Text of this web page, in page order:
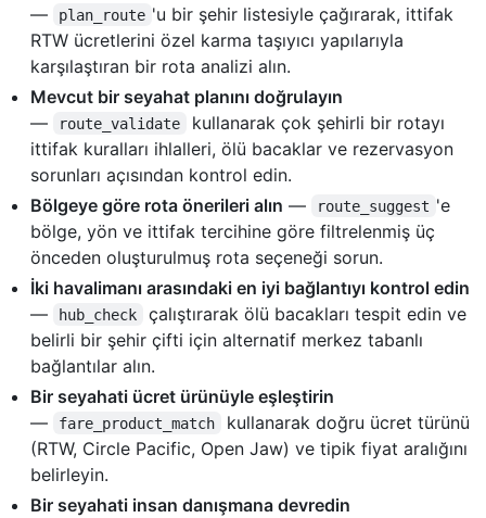
—
plan_route 'u bir şehir listesiyle çağırarak, ittifak
RTW ücretlerini özel karma taşıyıcı yapılarıyla
karşılaştıran bir rota analizi alın.
Mevcut bir seyahat planını doğrulayın
—
route_validate
kullanarak çok şehirli bir rotayı
ittifak kuralları ihlalleri, ölü bacaklar ve rezervasyon
sorunları açısından kontrol edin.
Bölgeye göre rota önerileri alın — route_suggest 'e
bölge, yön ve ittifak tercihine göre filtrelenmiş üç
önceden oluşturulmuş rota seçeneği sorun.
İki havalimanı arasındaki en iyi bağlantıyı kontrol edin
—
hub_check
çalıştırarak ölü bacakları tespit edin ve
belirli bir şehir çifti için alternatif merkez tabanlı
bağlantılar alın.
Bir seyahati ücret ürünüyle eşleştirin
—
fare_product_match
kullanarak doğru ücret türünü
(RTW, Circle Pacific, Open Jaw) ve tipik fiyat aralığını
belirleyin.
Bir seyahati insan danışmana devredin